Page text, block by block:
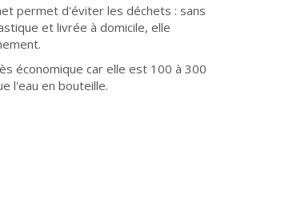
permet d'éviter les déchets : sans
et livrée à domicile, elle
économique car elle est 100 à 300
l'eau en bouteille.